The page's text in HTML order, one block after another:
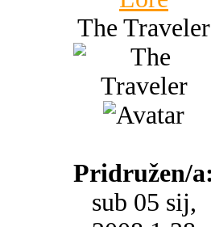
The Traveler
Pridružen/a:
sub 05 sij,